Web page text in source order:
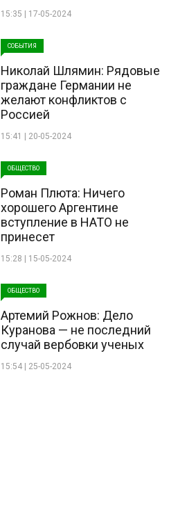
15:35 | 17-05-2024
СОБЫТИЯ
Николай Шлямин: Рядовые
граждане Германии не
желают конфликтов с
Россией
15:41 | 20-05-2024
ОБЩЕСТВО
Роман Плюта: Ничего
хорошего Аргентине
вступление в НАТО не
принесет
15:28 | 15-05-2024
ОБЩЕСТВО
Артемий Рожнов: Дело
Куранова — не последний
случай вербовки ученых
15:54 | 25-05-2024